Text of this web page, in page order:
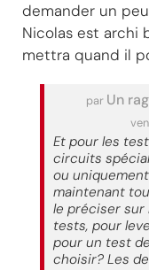
demander un
Nicolas est archi
mettra quand il
par Un
Et pour les
circuits
ou
maintenant
le préciser sur
tests, pour
pour un test
choisir? Les